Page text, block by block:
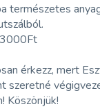
természetes
érkezz, mert
szeretné
Köszönjük!